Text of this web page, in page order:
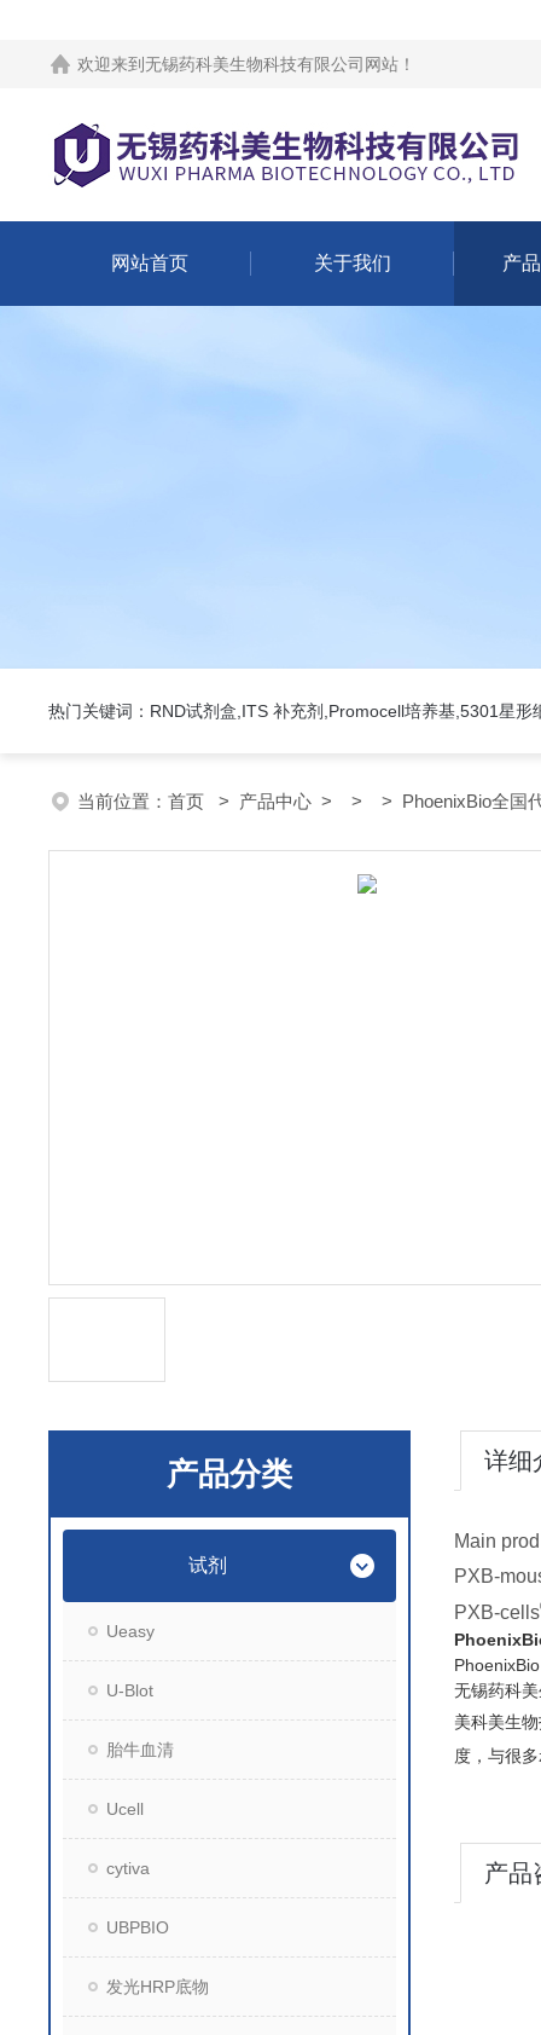
欢迎来到 无锡药科美生物科技有限公司网站 ！
网站首页 关于我们 产
热门关键词：RND试剂盒,ITS 补充剂,Promocell培养基,5301星形
当前位置： 首页 > 产品中心 > > > PhoenixBio全国
产品分类
试剂
Ueasy
U-Blot
胎牛血清
Ucell
cytiva
UBPBIO
发光HRP底物
详细
Main
PXB-
PXB-cells
无锡药科
美科美生
度，与很多
产品